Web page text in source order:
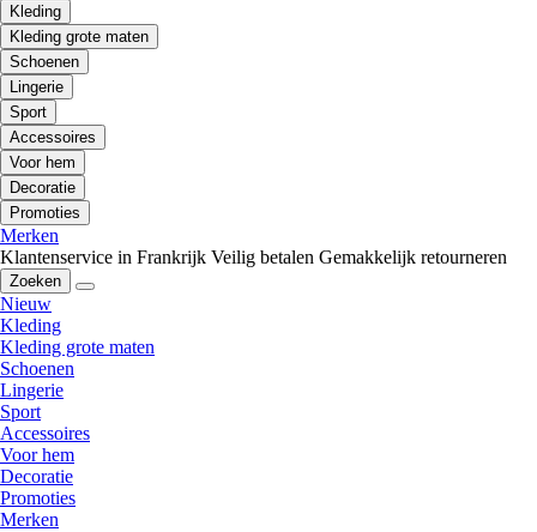
Kleding
Kleding grote maten
Schoenen
Lingerie
Sport
Accessoires
Voor hem
Decoratie
Promoties
Merken
Klantenservice in Frankrijk Veilig betalen Gemakkelijk retourneren
Zoeken
Nieuw
Kleding
Kleding grote maten
Schoenen
Lingerie
Sport
Accessoires
Voor hem
Decoratie
Promoties
Merken